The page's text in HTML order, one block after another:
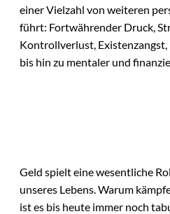
einer Vielzahl von weiteren
führt: Fortwährender Druck,
Kontrollverlust, Existenzangst,
bis hin zu mentaler und
Geld spielt eine wesentliche
unseres Lebens. Warum
ist es bis heute immer noch